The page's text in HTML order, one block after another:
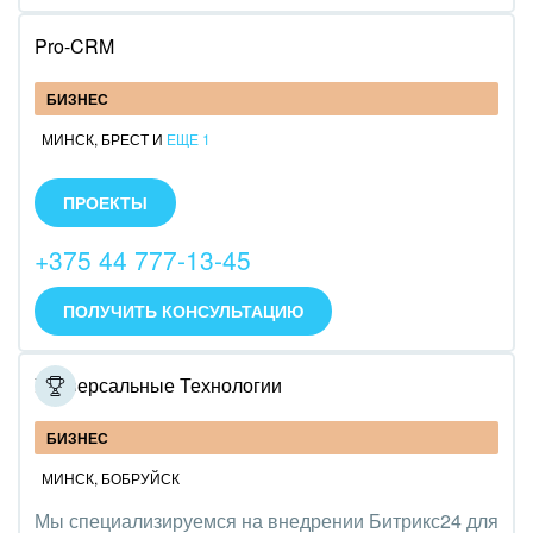
Pro-CRM
БИЗНЕС
МИНСК, БРЕСТ И ЕЩЕ 1
делаем нетиповые доработки системы. Оказываем
полный комплекс услуг: внедрение, доработка, тех.
поддержка, интеграция. Свой штат из 4
сотрудников.
ПРОЕКТЫ
+375 44 777-13-45
ПОЛУЧИТЬ КОНСУЛЬТАЦИЮ
Универсальные Технологии
БИЗНЕС
МИНСК, БОБРУЙСК
Мы специализируемся на внедрении Битрикс24 для